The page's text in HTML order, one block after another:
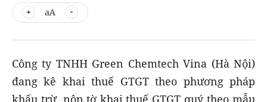
aA
Công ty TNHH Green Chemtech Vina (Hà Nội)
đang kê khai thuế GTGT theo phương pháp
khấu trừ, nộp tờ khai thuế GTGT quý theo mẫu